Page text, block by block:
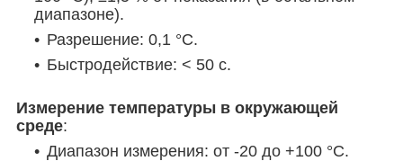
диапазоне).
Разрешение: 0,1 °C.
Быстродействие: < 50 с.
Измерение температуры в окружающей
среде:
Диапазон измерения: от -20 до +100 °C.